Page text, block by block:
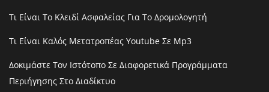
Τι Είναι Το Κλειδί Ασφαλείας Για Το Δρομολογητή
Τι Είναι Καλός Μετατροπέας Youtube Σε Mp3
Δοκιμάστε Τον Ιστότοπο Σε Διαφορετικά Προγράμματα
Περιήγησης Στο Διαδίκτυο